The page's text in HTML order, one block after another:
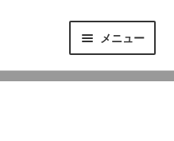
メニュー